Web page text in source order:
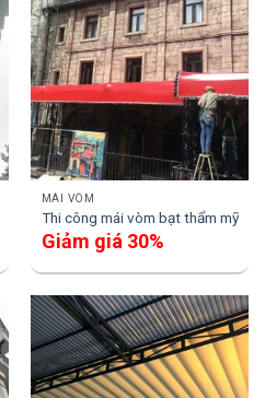
MÁI VÒM
Thi công mái vòm bạt thẩm mỹ
Giảm giá 30%